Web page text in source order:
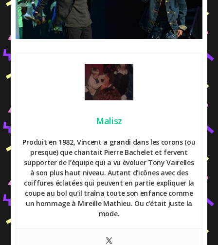
Malisz
Produit en 1982, Vincent a grandi dans les corons (ou
presque) que chantait Pierre Bachelet et fervent
supporter de l’équipe qui a vu évoluer Tony Vairelles
à son plus haut niveau. Autant d’icônes avec des
coiffures éclatées qui peuvent en partie expliquer la
coupe au bol qu’il traîna toute son enfance comme
un hommage à Mireille Mathieu. Ou c’était juste la
mode.